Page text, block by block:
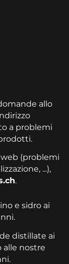
allo
a problemi
(problemi
...),
.
e sidro ai
distillate ai
alle nostre